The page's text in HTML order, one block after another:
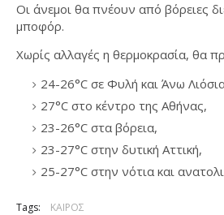
Οι άνεμοι θα πνέουν από βόρειες
μποφόρ.
Χωρίς αλλαγές η θερμοκρασία, θα
24-26°C σε Φυλή και Άνω
27°C στο κέντρο της Αθήνας,
23-26°C στα βόρεια,
23-27°C στην δυτική Αττική,
25-27°C στην νότια και
Tags: ΚΑΙΡΟΣ